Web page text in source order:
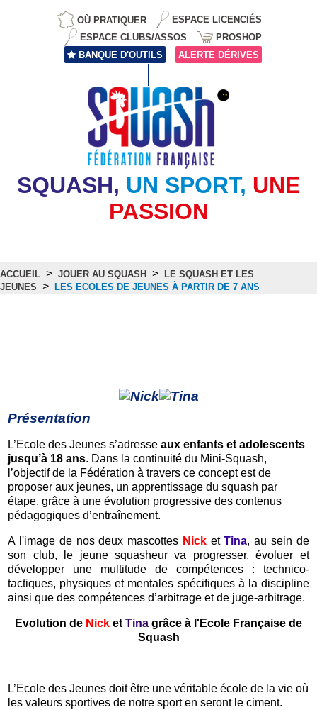
OÙ PRATIQUER
ESPACE LICENCIÉS
ESPACE CLUBS/ASSOS
PROSHOP
BANQUE D'OUTILS
ALERTE DÉRIVES
SQUASH, UN SPORT, UNE
PASSION
ACCUEIL > JOUER AU SQUASH > LE SQUASH ET LES
JEUNES > LES ECOLES DE JEUNES À PARTIR DE 7 ANS
Présentation
L’Ecole des Jeunes s’adresseaux enfants et adolescents
jusqu’à 18 ans. Dans la continuité du Mini-Squash,
l’objectif de la Fédération à travers ce concept est de
proposer aux jeunes, un apprentissage du squash par
étape, grâce à une évolution progressive des contenus
pédagogiques d’entraînement.
A l'image de nos deux mascottes NicketTina, au sein de
son club, le jeune squasheur va progresser, évoluer et
développer une multitude de compétences : technico-
tactiques, physiques et mentales spécifiques à la discipline
ainsi que des compétences d’arbitrage et de juge-arbitrage.
Evolution de Nick et Tina grâce à l'Ecole Française de
Squash
L’Ecole des Jeunes doit être une véritable école de la vie où
les valeurs sportives de notre sport en seront le ciment.